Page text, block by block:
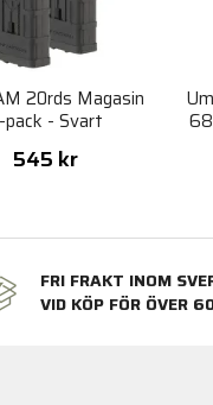
20rds Magasin
- Svart
545 kr
FRI FRAKT INOM
VID KÖP FÖR ÖVER